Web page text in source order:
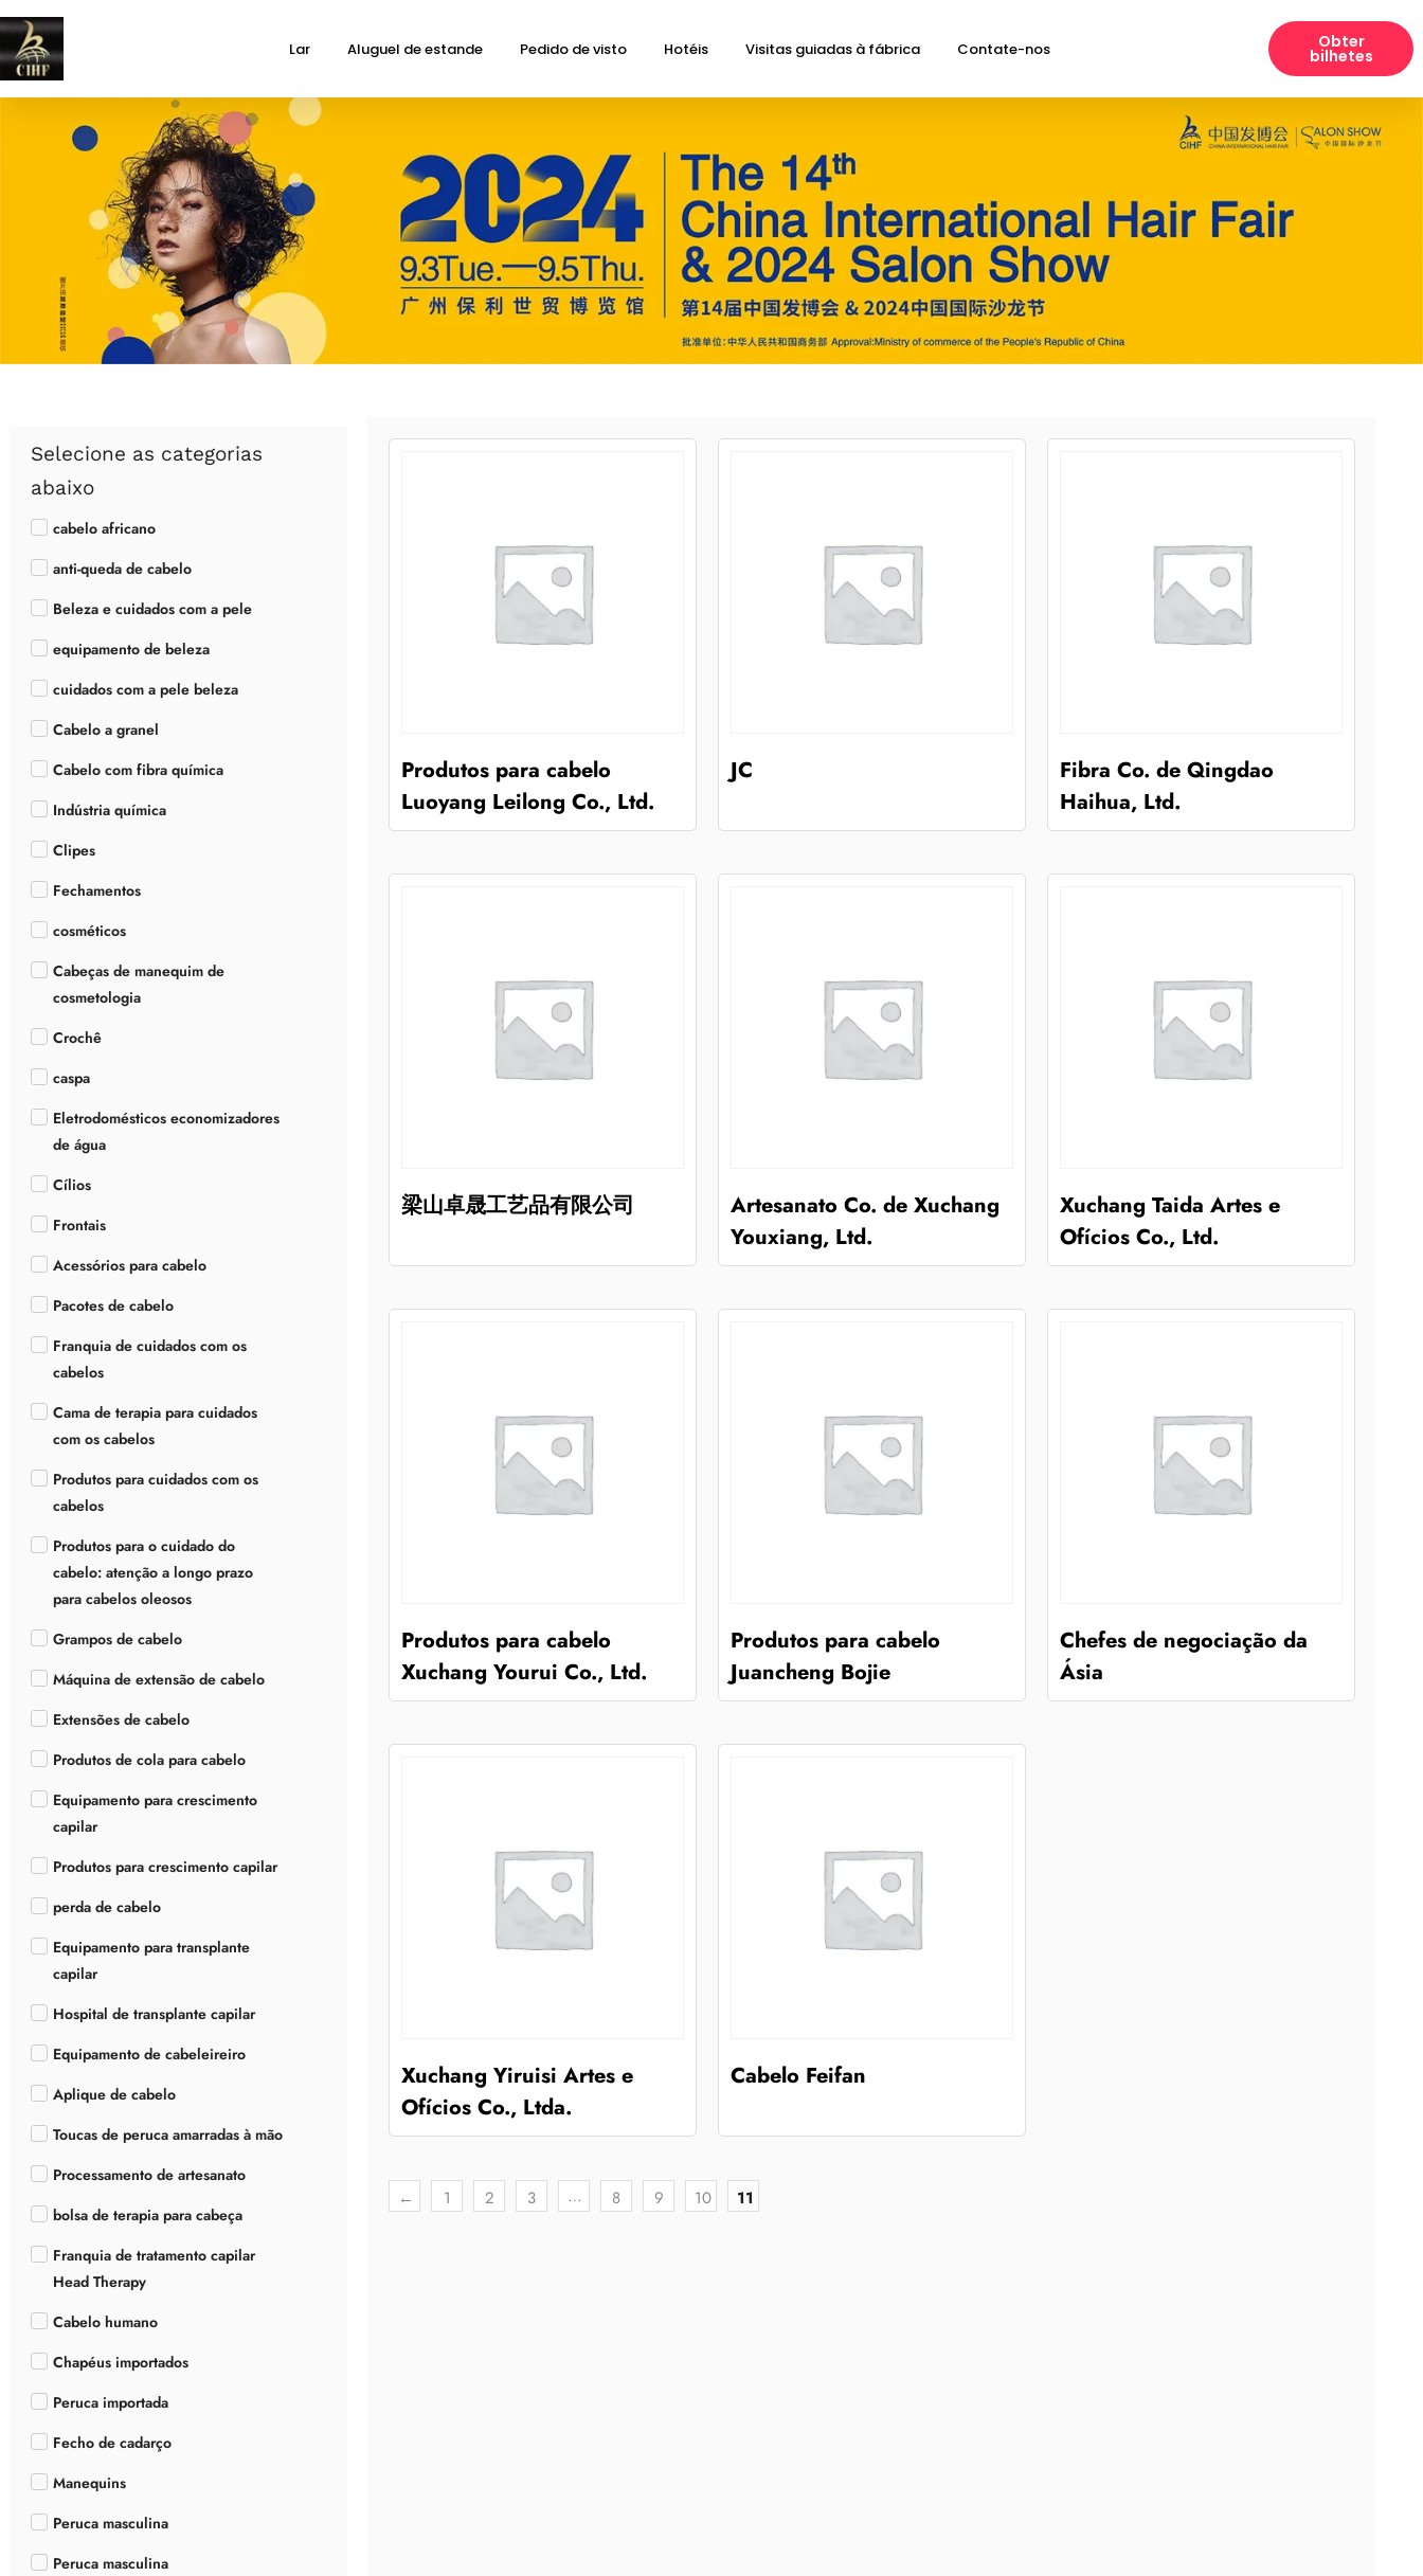
Lar Aluguel de estande Pedido de visto Hotéis Visitas guiadas à fábrica Contate-nos Obter
bilhetes
Selecione as categorias
abaixo
cabelo africano
anti-queda de cabelo
Beleza e cuidados com a pele
equipamento de beleza
cuidados com a pele beleza
Cabelo a granel
Cabelo com fibra química
Indústria química
Clipes
Fechamentos
cosméticos
Cabeças de manequim de
cosmetologia
Crochê
caspa
Eletrodomésticos economizadores
de água
Cílios
Frontais
Acessórios para cabelo
Pacotes de cabelo
Franquia de cuidados com os
cabelos
Cama de terapia para cuidados
com os cabelos
Produtos para cuidados com os
cabelos
Produtos para o cuidado do
cabelo: atenção a longo prazo
para cabelos oleosos
Grampos de cabelo
Máquina de extensão de cabelo
Extensões de cabelo
Produtos de cola para cabelo
Equipamento para crescimento
capilar
Produtos para crescimento capilar
perda de cabelo
Equipamento para transplante
capilar
Hospital de transplante capilar
Equipamento de cabeleireiro
Aplique de cabelo
Toucas de peruca amarradas à mão
Processamento de artesanato
bolsa de terapia para cabeça
Franquia de tratamento capilar
Head Therapy
Cabelo humano
Chapéus importados
Peruca importada
Fecho de cadarço
Manequins
Peruca masculina
Peruca masculina
Produtos para cabelo
Luoyang Leilong Co., Ltd.
JC
Fibra Co. de Qingdao
Haihua, Ltd.
梁山卓晟工艺品有限公司
Artesanato Co. de Xuchang
Youxiang, Ltd.
Xuchang Taida Artes e
Ofícios Co., Ltd.
Produtos para cabelo
Xuchang Yourui Co., Ltd.
Produtos para cabelo
Juancheng Bojie
Chefes de negociação da
Ásia
Xuchang Yiruisi Artes e
Ofícios Co., Ltda.
Cabelo Feifan
← 1 2 3 … 8 9 10 11